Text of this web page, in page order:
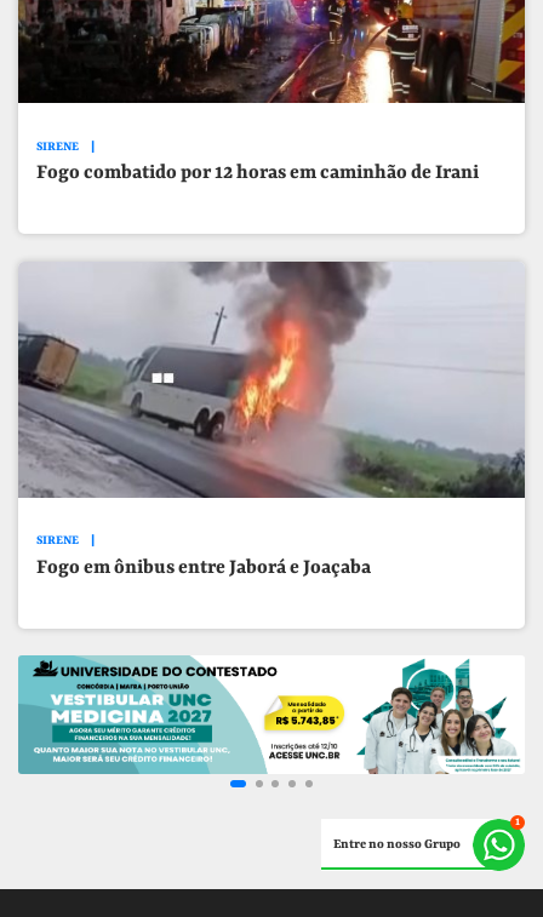
SIRENE
Fogo combatido por 12 horas em caminhão de Irani
SIRENE
Fogo em ônibus entre Jaborá e Joaçaba
Entre no nosso Grupo